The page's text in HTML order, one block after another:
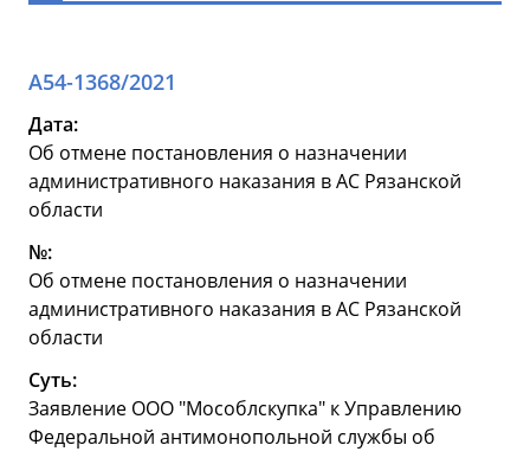
А54-1368/2021
Дата:
Об отмене постановления о назначении
административного наказания в АС Рязанской
области
№:
Об отмене постановления о назначении
административного наказания в АС Рязанской
области
Суть:
Заявление ООО "Мособлскупка" к Управлению
Федеральной антимонопольной службы об